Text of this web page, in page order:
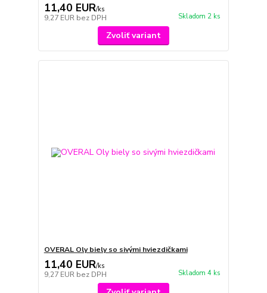
11,40 EUR/ks
9,27 EUR bez DPH Skladom 2 ks
Zvoliť variant
OVERAL Oly biely so sivými hviezdičkami
11,40 EUR/ks
9,27 EUR bez DPH Skladom 4 ks